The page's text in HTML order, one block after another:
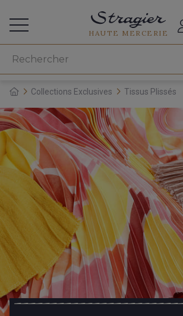
HAUTE MERCERIE
Collections Exclusives Tissus Plissés